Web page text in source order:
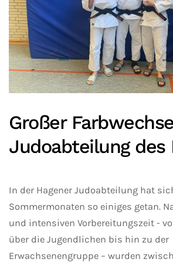
Großer
Judoabteilung des
In der Hagener Judoabteilung hat
Sommermonaten so einiges getan.
und intensiven Vorbereitungszeit -
über die Jugendlichen bis hin zu der
Erwachsenengruppe – wurden